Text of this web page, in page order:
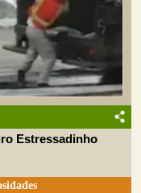
Estressadinho